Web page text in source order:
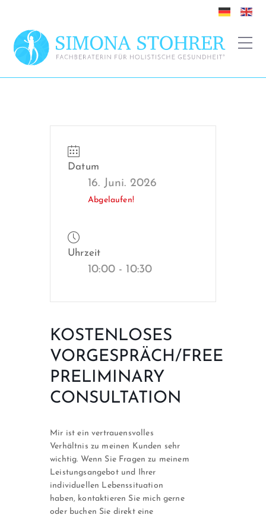
Datum
16. Juni. 2026
Abgelaufen!
Uhrzeit
10:00 - 10:30
KOSTENLOSES
VORGESPRÄCH/FREE
PRELIMINARY
CONSULTATION
Mir ist ein vertrauensvolles
Verhältnis zu meinen Kunden sehr
wichtig. Wenn Sie Fragen zu meinem
Leistungsangebot und Ihrer
individuellen Lebenssituation
haben, kontaktieren Sie mich gerne
oder buchen Sie direkt eine